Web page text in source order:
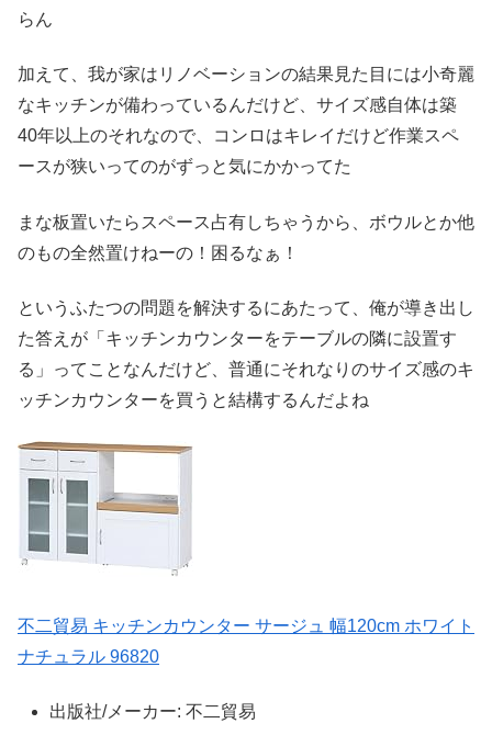
らん
加えて、我が家はリノベーションの結果見た目には小奇麗
なキッチンが備わっているんだけど、サイズ感自体は築
40年以上のそれなので、コンロはキレイだけど作業スペ
ースが狭いってのがずっと気にかかってた
まな板置いたらスペース占有しちゃうから、ボウルとか他
のもの全然置けねーの！困るなぁ！
というふたつの問題を解決するにあたって、俺が導き出し
た答えが「キッチンカウンターをテーブルの隣に設置す
る」ってことなんだけど、普通にそれなりのサイズ感のキ
ッチンカウンターを買うと結構するんだよね
不二貿易 キッチンカウンター サージュ 幅120cm ホワイト
ナチュラル 96820
出版社/メーカー: 不二貿易